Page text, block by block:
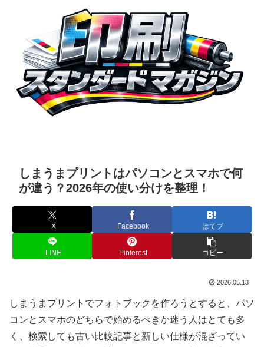
しまうまプリントはパソコンとスマホで何
が違う？2026年の使い分けを整理！
X Facebook はてブ
LINE Pinterest コピー
2026.05.13
しまうまプリントでフォトブックを作ろうとすると、パソ
コンとスマホのどちらで始めるべきか迷う人はとても多
く、検索しても古い比較記事と新しい仕様が混ざってい